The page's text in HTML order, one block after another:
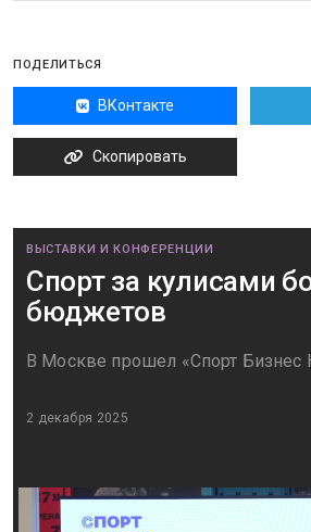
ПОДЕЛИТЬСЯ
ВКонтакте
Скопировать
ВЫСТАВКИ И КОНФЕРЕНЦИИ
Спорт за кулисами
бюджетов
В Москве прошел «Спорт Бизнес
2 декабря 2025